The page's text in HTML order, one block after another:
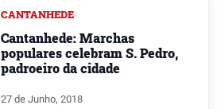
CANTANHEDE
Cantanhede: Marchas
populares celebram S. Pedro,
padroeiro da cidade
27 de Junho, 2018